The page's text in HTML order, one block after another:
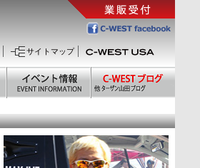
サイトマップ